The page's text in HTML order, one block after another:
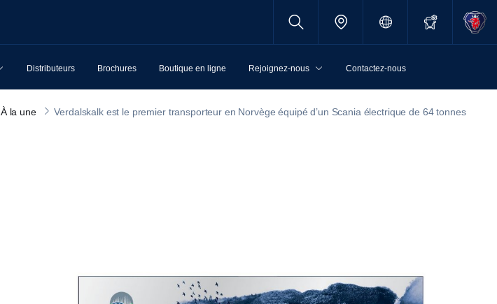
Distributeurs Brochures Boutique en ligne Rejoignez-nous Contactez-nous
À la une Verdalskalk est le premier transporteur en Norvège équipé d’un Scania électrique de 64 tonnes